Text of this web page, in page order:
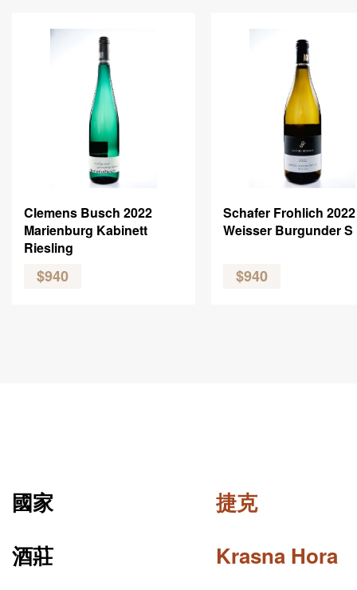
Clemens Busch 2022
Marienburg Kabinett
Riesling
$940
Schafer Frohlich 2022
Weisser Burgunder S
$940
國家
捷克
酒莊
Krasna Hora